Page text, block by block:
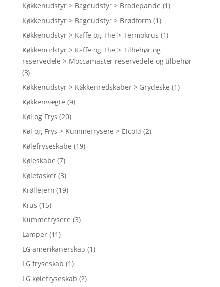
Køkkenudstyr > Bageudstyr > Bradepande (1)
Køkkenudstyr > Bageudstyr > Brødform (1)
Køkkenudstyr > Kaffe og The > Termokrus (1)
Køkkenudstyr > Kaffe og The > Tilbehør og
reservedele > Moccamaster reservedele og tilbehør
(3)
Køkkenudstyr > Køkkenredskaber > Grydeske (1)
Køkkenvægte (9)
Køl og Frys (20)
Køl og Frys > Kummefrysere > Elcold (2)
Kølefryseskabe (19)
Køleskabe (7)
Køletasker (3)
Krøllejern (19)
Krus (15)
Kummefrysere (3)
Lamper (11)
LG amerikanerskab (1)
LG fryseskab (1)
LG kølefryseskab (2)